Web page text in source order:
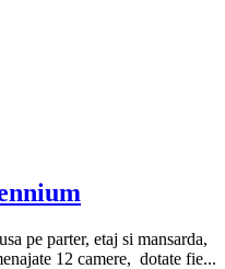
pe parter, etaj si mansarda,
12 camere, dotate fie...